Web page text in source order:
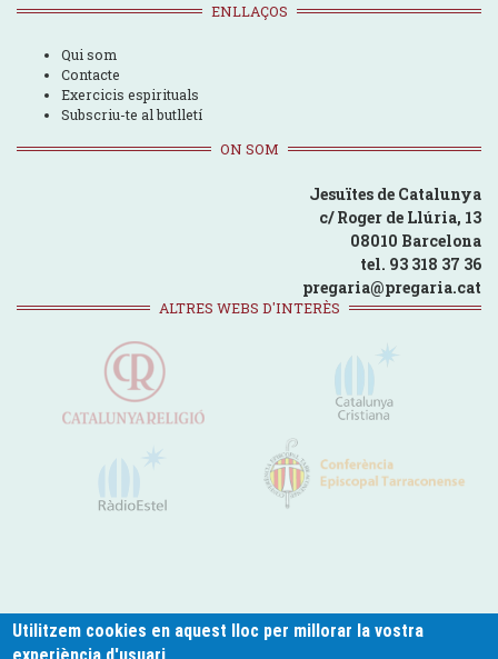
ENLLAÇOS
Qui som
Contacte
Exercicis espirituals
Subscriu-te al butlletí
ON SOM
Jesuïtes de Catalunya
c/ Roger de Llúria, 13
08010 Barcelona
tel. 93 318 37 36
pregaria@pregaria.cat
ALTRES WEBS D'INTERÈS
Utilitzem cookies en aquest lloc per millorar la vostra